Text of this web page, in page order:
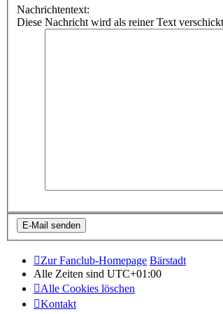
Nachrichtentext:
Diese Nachricht wird als reiner Text
Zur Fanclub-Homepage Bärstadt
Alle Zeiten sind UTC+01:00
Alle Cookies löschen
Kontakt